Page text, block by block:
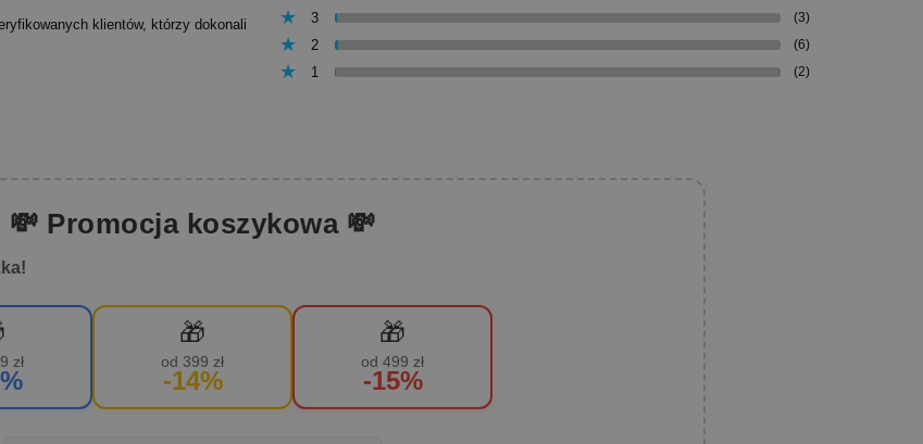
klientów, którzy dokonali
3 (3)
2 (6)
1 (2)
💸 Promocja koszykowa 💸
zł
🎁
od 399 zł
-14%
🎁
od 499 zł
-15%